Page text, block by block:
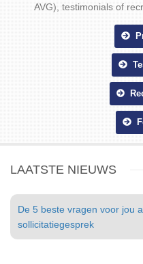
AVG), testimonials of
LAATSTE NIEUWS
De 5 beste vragen voor jou
sollicitatiegesprek